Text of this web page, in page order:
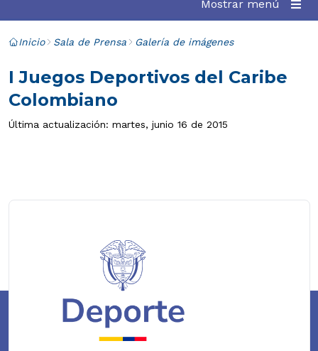
Mostrar menú
Inicio Sala de Prensa Galería de imágenes
I Juegos Deportivos del Caribe
Colombiano
Última actualización: martes, junio 16 de 2015